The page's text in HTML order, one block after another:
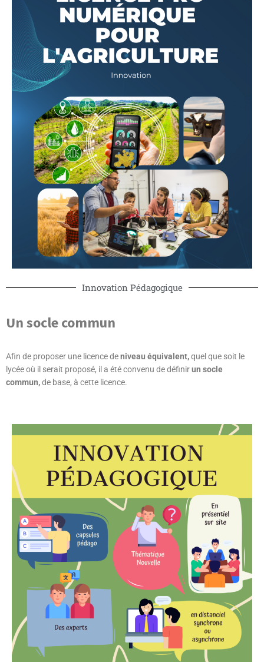
Innovation Pédagogique
Un socle commun
Afin de proposer une licence deniveau équivalent,quel que soit le
lycée où il serait proposé, il a été convenu de définirun socle
commun,de base, à cette licence.